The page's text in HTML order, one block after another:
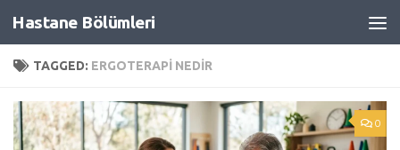
Skip to content
Hastane Bölümleri
TAGGED: ERGOTERAPI NEDIR
0